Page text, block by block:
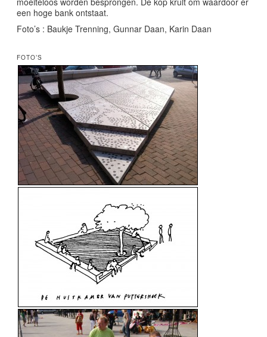
een hoge bank ontstaat.
Foto’s : Baukje Trenning, Gunnar Daan, Karin Daan
FOTO’S